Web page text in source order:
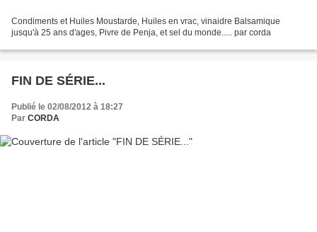
Condiments et Huiles Moustarde, Huiles en vrac, vinaidre Balsamique
jusqu'à 25 ans d'ages, Pivre de Penja, et sel du monde..... par corda
FIN DE SÉRIE...
Publié le 02/08/2012 à 18:27
Par CORDA